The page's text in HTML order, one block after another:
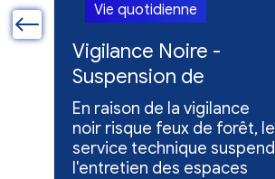
Vie quotidienne
Vigilance Noire -
Suspension de
l'entretien des
espaces verts
En raison de la vigilance
noir risque feux de forêt, le
service technique suspend
l'entretien des espaces